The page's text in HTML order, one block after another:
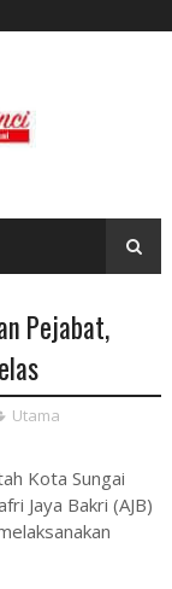
Pejabat,
Utama
Kota Sungai
Jaya Bakri (AJB)